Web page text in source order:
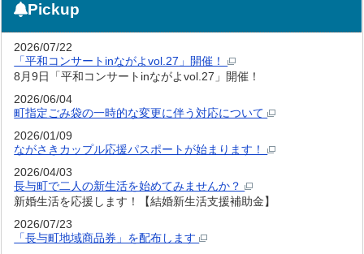
Pickup
2026/07/22
「平和コンサートinながよvol.27」開催！
8月9日「平和コンサートinながよvol.27」開催！
2026/06/04
町指定ごみ袋の一時的な変更に伴う対応について
2026/01/09
ながさきカップル応援パスポートが始まります！
2026/04/03
長与町で二人の新生活を始めてみませんか？
新婚生活を応援します！【結婚新生活支援補助金】
2026/07/23
「長与町地域商品券」を配布します